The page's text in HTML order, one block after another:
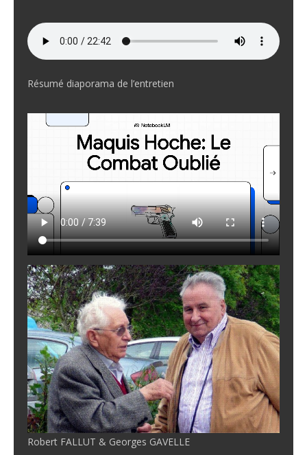
Résumé diaporama de l’entretien
Robert FALLUT & Georges GAVELLE